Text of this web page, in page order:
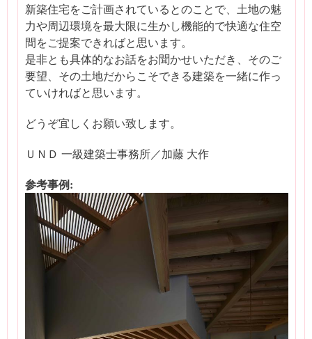
新築住宅をご計画されているとのことで、土地の魅
力や周辺環境を最大限に生かし機能的で快適な住空
間をご提案できればと思います。
是非とも具体的なお話をお聞かせいただき、そのご
要望、その土地だからこそできる建築を一緒に作っ
ていければと思います。
どうぞ宜しくお願い致します。
ＵＮＤ 一級建築士事務所／加藤 大作
参考事例: